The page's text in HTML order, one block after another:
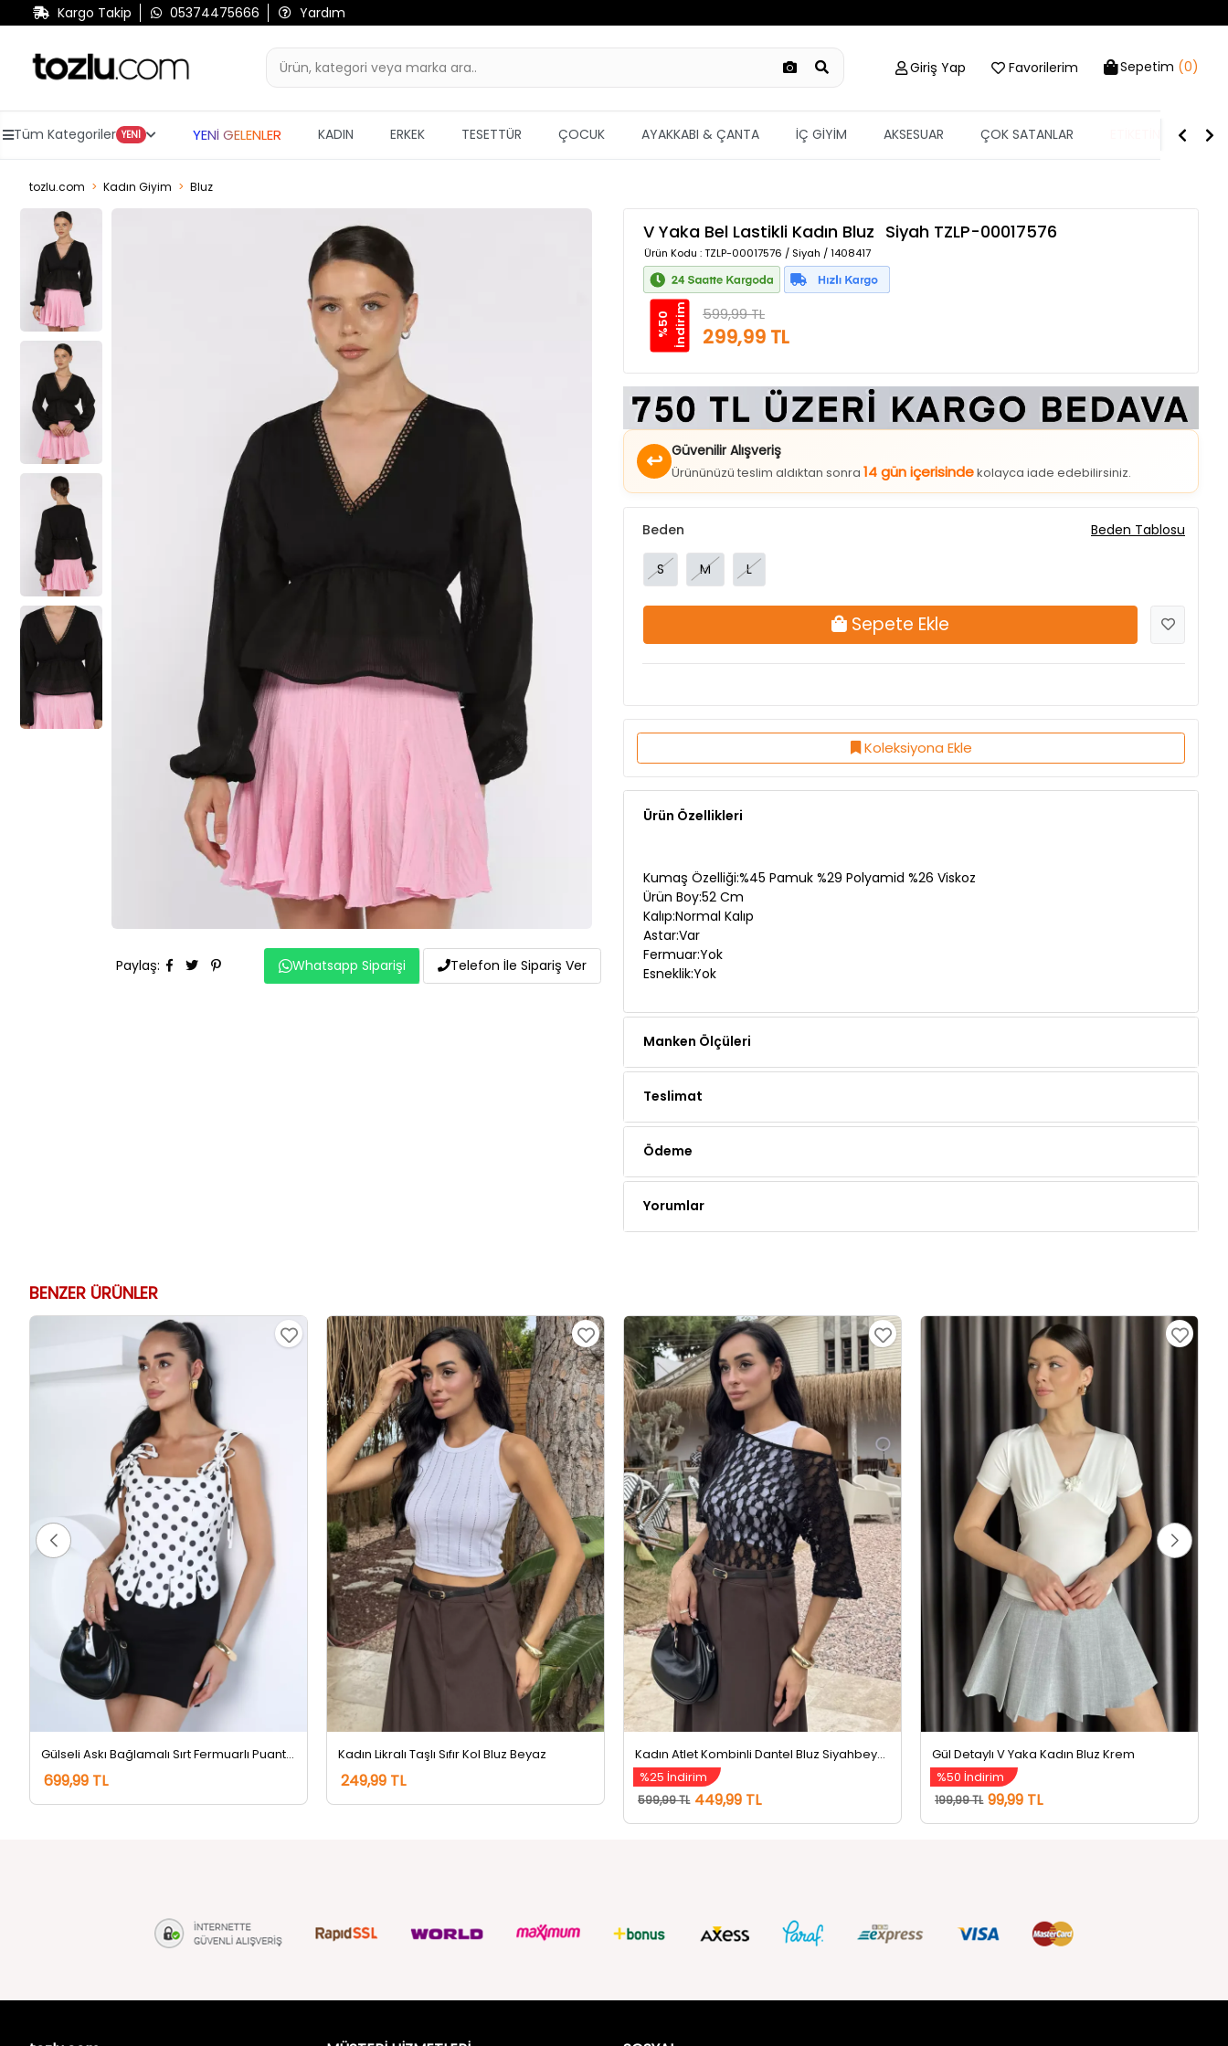
Kargo Takip 05374475666 Yardım
Giriş Yap Favorilerim Sepetim (0)
Tüm Kategoriler YENİ YENİ GELENLER KADIN ERKEK TESETTÜR ÇOCUK AYAKKABI & ÇANTA İÇ GİYİM AKSESUAR ÇOK SATANLAR ETİKETİN YARISI
tozlu.com Kadın Giyim Bluz
Paylaş: Whatsapp Siparişi Telefon İle Sipariş Ver
V Yaka Bel Lastikli Kadın Bluz Siyah TZLP-00017576
Ürün Kodu : TZLP-00017576 / Siyah / 1408417
%
5
0
İ
n
d
i
r
i m 599,99 TL
299,99 TL
↩ Güvenilir Alışveriş
Ürününüzü teslim aldıktan sonra14 gün içerisindekolayca iade edebilirsiniz.
S
Koleksiyona Ekle
Ürün Özellikleri
Kalıp:Normal Kalıp
Astar:Var
Fermuar:Yok
Esneklik:Yok
699,99 TL
Kadın Likralı Taşlı Sıfır Kol Bluz Beyaz
249,99 TL
Kadın Atlet Kombinli Dantel Bluz Siyahbeyaz
%25 İndirim
599,99 TL 449,99 TL
Gül Detaylı V Yaka Kadın Bluz Krem
%50 İndirim
199,99 TL 99,99 TL
tozlu.com
MÜŞTERİ HİZMETLERİ
SOSYAL